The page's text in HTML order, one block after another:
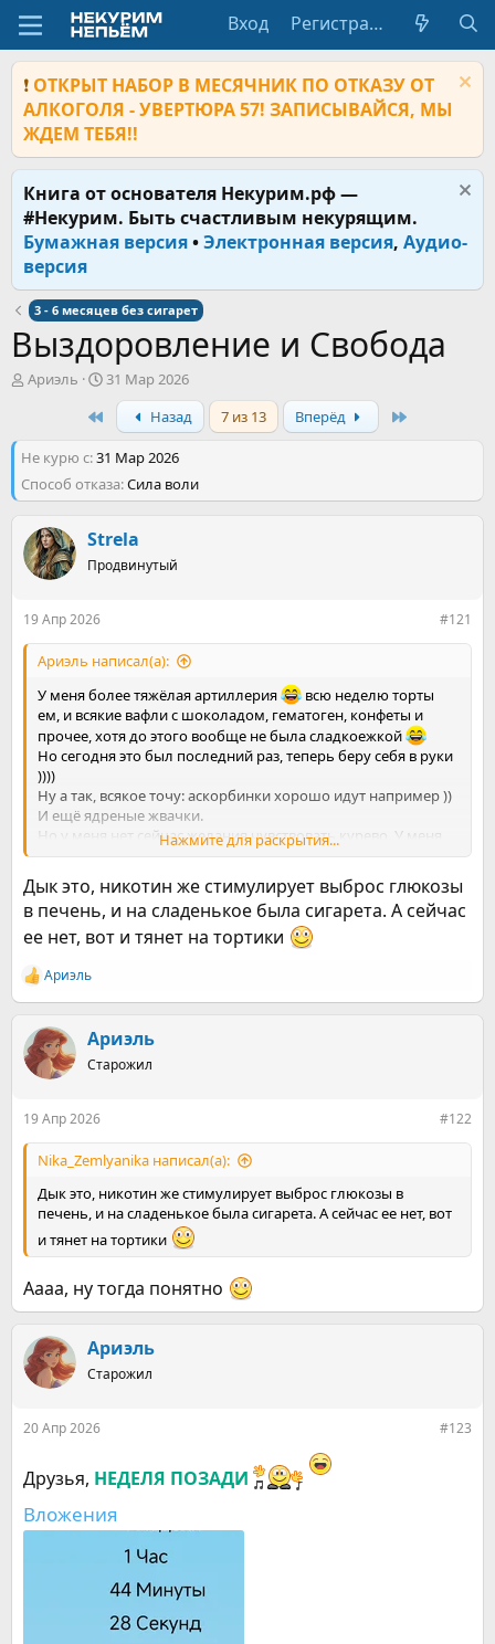
Вход Регистрация
❗ ОТКРЫТ НАБОР В МЕСЯЧНИК ПО ОТКАЗУ ОТ
АЛКОГОЛЯ - УВЕРТЮРА 57! ЗАПИСЫВАЙСЯ, МЫ
ЖДЕМ ТЕБЯ!!
Книга от основателя Некурим.рф —
#Некурим. Быть счастливым некурящим.
Бумажная версия•Электронная версия, Аудио-
версия
3 - 6 месяцев без сигарет
Выздоровление и Свобода
А
р
т
е
ы
Ариэль
Д
н
а
ч
л
31 Мар 2026
Назад 7 из 13 Вперёд
Не курю с 31 Мар 2026
Способ отказа Сила воли
Strela
Продвинутый
19 Апр 2026 #121
Ариэль написал(а):
У меня более тяжёлая артиллерия
всю неделю торты
ем, и всякие вафли с шоколадом, гематоген, конфеты и
прочее, хотя до этого вообще не была сладкоежкой
Но сегодня это был последний раз, теперь беру себя в руки
))))
Ну а так, всякое точу: аскорбинки хорошо идут например ))
И ещё ядреные жвачки.
Но у меня нет сейчас желания чувствовать курево. У меня
больше осталась тяга к процессу. Поэтому заедать тоже
Нажмите для раскрытия...
Дык это, никотин же стимулирует выброс глюкозы
в печень, и на сладенькое была сигарета. А сейчас
ее нет, вот и тянет на тортики
Р
е
к
ц
и
Ариэль
Ариэль
Старожил
19 Апр 2026 #122
Nika_Zemlyanika написал(а):
Дык это, никотин же стимулирует выброс глюкозы в
печень, и на сладенькое была сигарета. А сейчас ее нет, вот
и тянет на тортики
Аааа, ну тогда понятно
Ариэль
Старожил
20 Апр 2026 #123
Друзья, НЕДЕЛЯ ПОЗАДИ
Вложения